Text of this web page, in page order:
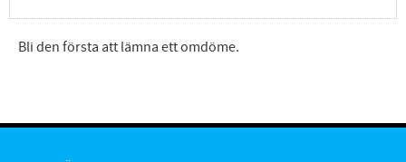
Bli den första att lämna ett omdöme.